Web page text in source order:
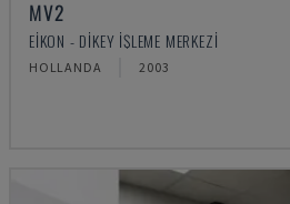
MV2
EIKON - DIKEY İŞLEME MERKEZI
HOLLANDA 2003